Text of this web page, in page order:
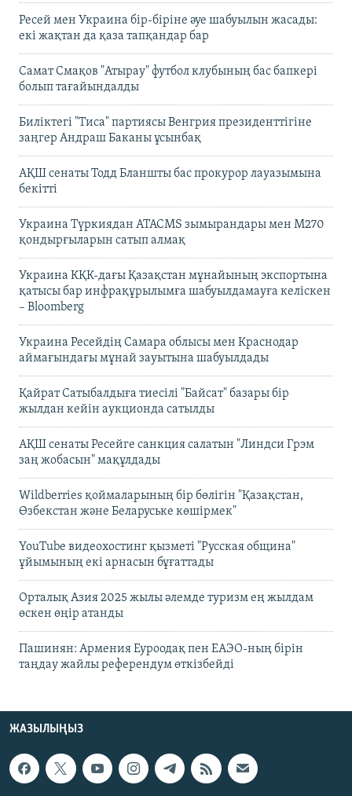
Ресей мен Украина бір-біріне әуе шабуылын жасады:
екі жақтан да қаза тапқандар бар
Самат Смақов "Атырау" футбол клубының бас бапкері
болып тағайындалды
Биліктегі "Тиса" партиясы Венгрия президенттігіне
заңгер Андраш Баканы ұсынбақ
АҚШ сенаты Тодд Бланшты бас прокурор лауазымына
бекітті
Украина Түркиядан ATACMS зымырандары мен M270
қондырғыларын сатып алмақ
Украина КҚК-дағы Қазақстан мұнайының экспортына
қатысы бар инфрақұрылымға шабуылдамауға келіскен
– Bloomberg
Украина Ресейдің Самара облысы мен Краснодар
аймағындағы мұнай зауытына шабуылдады
Қайрат Сатыбалдыға тиесілі "Байсат" базары бір
жылдан кейін аукционда сатылды
АҚШ сенаты Ресейге санкция салатын "Линдси Грэм
заң жобасын" мақұлдады
Wildberries қоймаларының бір бөлігін "Қазақстан,
Өзбекстан және Беларуське көшірмек"
YouTube видеохостинг қызметі "Русская община"
ұйымының екі арнасын бұғаттады
Орталық Азия 2025 жылы әлемде туризм ең жылдам
өскен өңір атанды
Пашинян: Армения Еуроодақ пен ЕАЭО-ның бірін
таңдау жайлы референдум өткізбейді
ЖАЗЫЛЫҢЫЗ